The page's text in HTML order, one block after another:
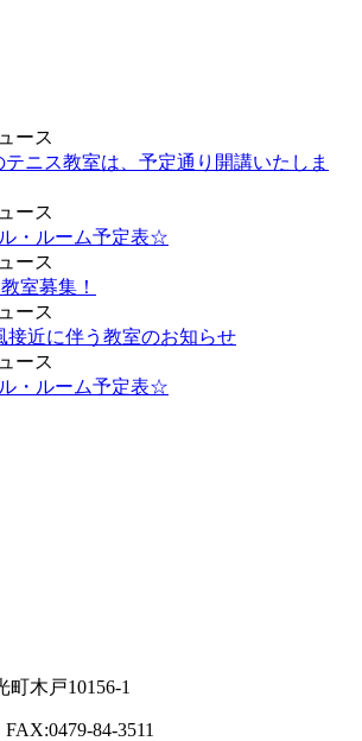
ース
テニス教室は、予定通り開講いたしま
ース
・ルーム予定表☆
ース
室募集！
ース
接近に伴う教室のお知らせ
ース
・ルーム予定表☆
木戸10156-1
84-3511